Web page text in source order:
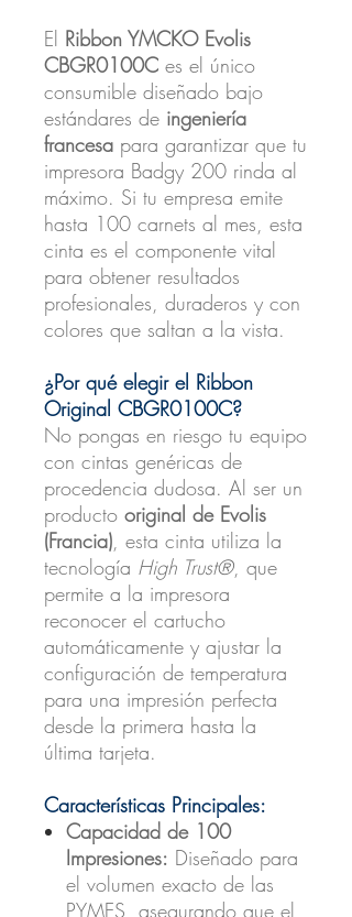
El Ribbon YMCKO Evolis
CBGR0100C es el único
consumible diseñado bajo
estándares de ingeniería
francesa para garantizar que tu
impresora Badgy 200 rinda al
máximo. Si tu empresa emite
hasta 100 carnets al mes, esta
cinta es el componente vital
para obtener resultados
profesionales, duraderos y con
colores que saltan a la vista.
¿Por qué elegir el Ribbon
Original CBGR0100C?
No pongas en riesgo tu equipo
con cintas genéricas de
procedencia dudosa. Al ser un
producto original de Evolis
(Francia), esta cinta utiliza la
tecnología High Trust®, que
permite a la impresora
reconocer el cartucho
automáticamente y ajustar la
configuración de temperatura
para una impresión perfecta
desde la primera hasta la
última tarjeta.
Características Principales:
Capacidad de 100
Impresiones: Diseñado para
el volumen exacto de las
PYMES, asegurando que el